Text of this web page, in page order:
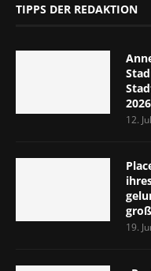
TIPPS DER REDAKTION
12.
19.